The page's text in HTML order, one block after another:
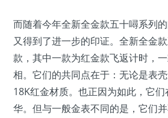
而随着今年全新全金款五十噚系列
又得到了进一步的印证。全新全金
款，其中一款为红金款飞返计时，
相。它们的共同点在于：无论是表
18K红金材质。也正因为如此，它
华。但与一般金表不同的是，它们